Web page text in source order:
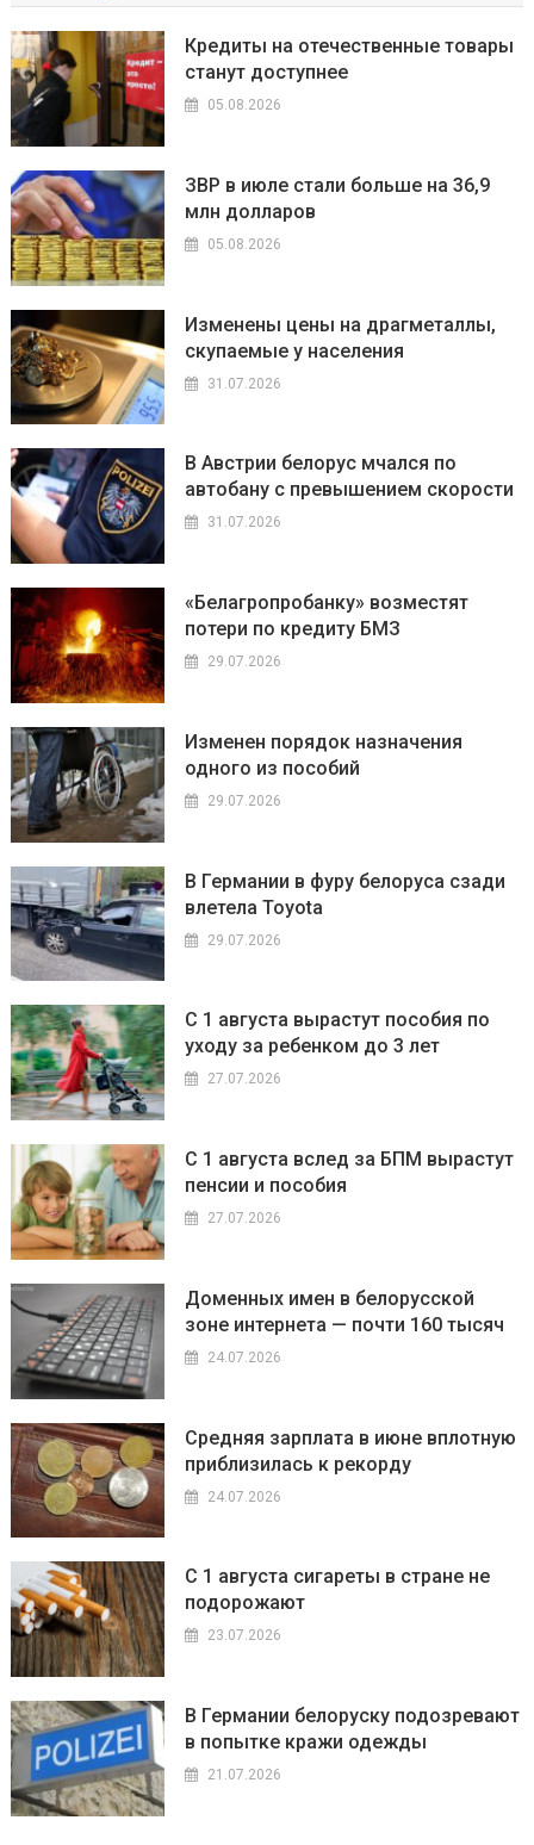
Кредиты на отечественные товары
станут доступнее
05.08.2026
ЗВР в июле стали больше на 36,9
млн долларов
05.08.2026
Изменены цены на драгметаллы,
скупаемые у населения
31.07.2026
В Австрии белорус мчался по
автобану с превышением скорости
31.07.2026
«Белагропробанку» возместят
потери по кредиту БМЗ
29.07.2026
Изменен порядок назначения
одного из пособий
29.07.2026
В Германии в фуру белоруса сзади
влетела Toyota
29.07.2026
С 1 августа вырастут пособия по
уходу за ребенком до 3 лет
27.07.2026
С 1 августа вслед за БПМ вырастут
пенсии и пособия
27.07.2026
Доменных имен в белорусской
зоне интернета — почти 160 тысяч
24.07.2026
Средняя зарплата в июне вплотную
приблизилась к рекорду
24.07.2026
С 1 августа сигареты в стране не
подорожают
23.07.2026
В Германии белоруску подозревают
в попытке кражи одежды
21.07.2026